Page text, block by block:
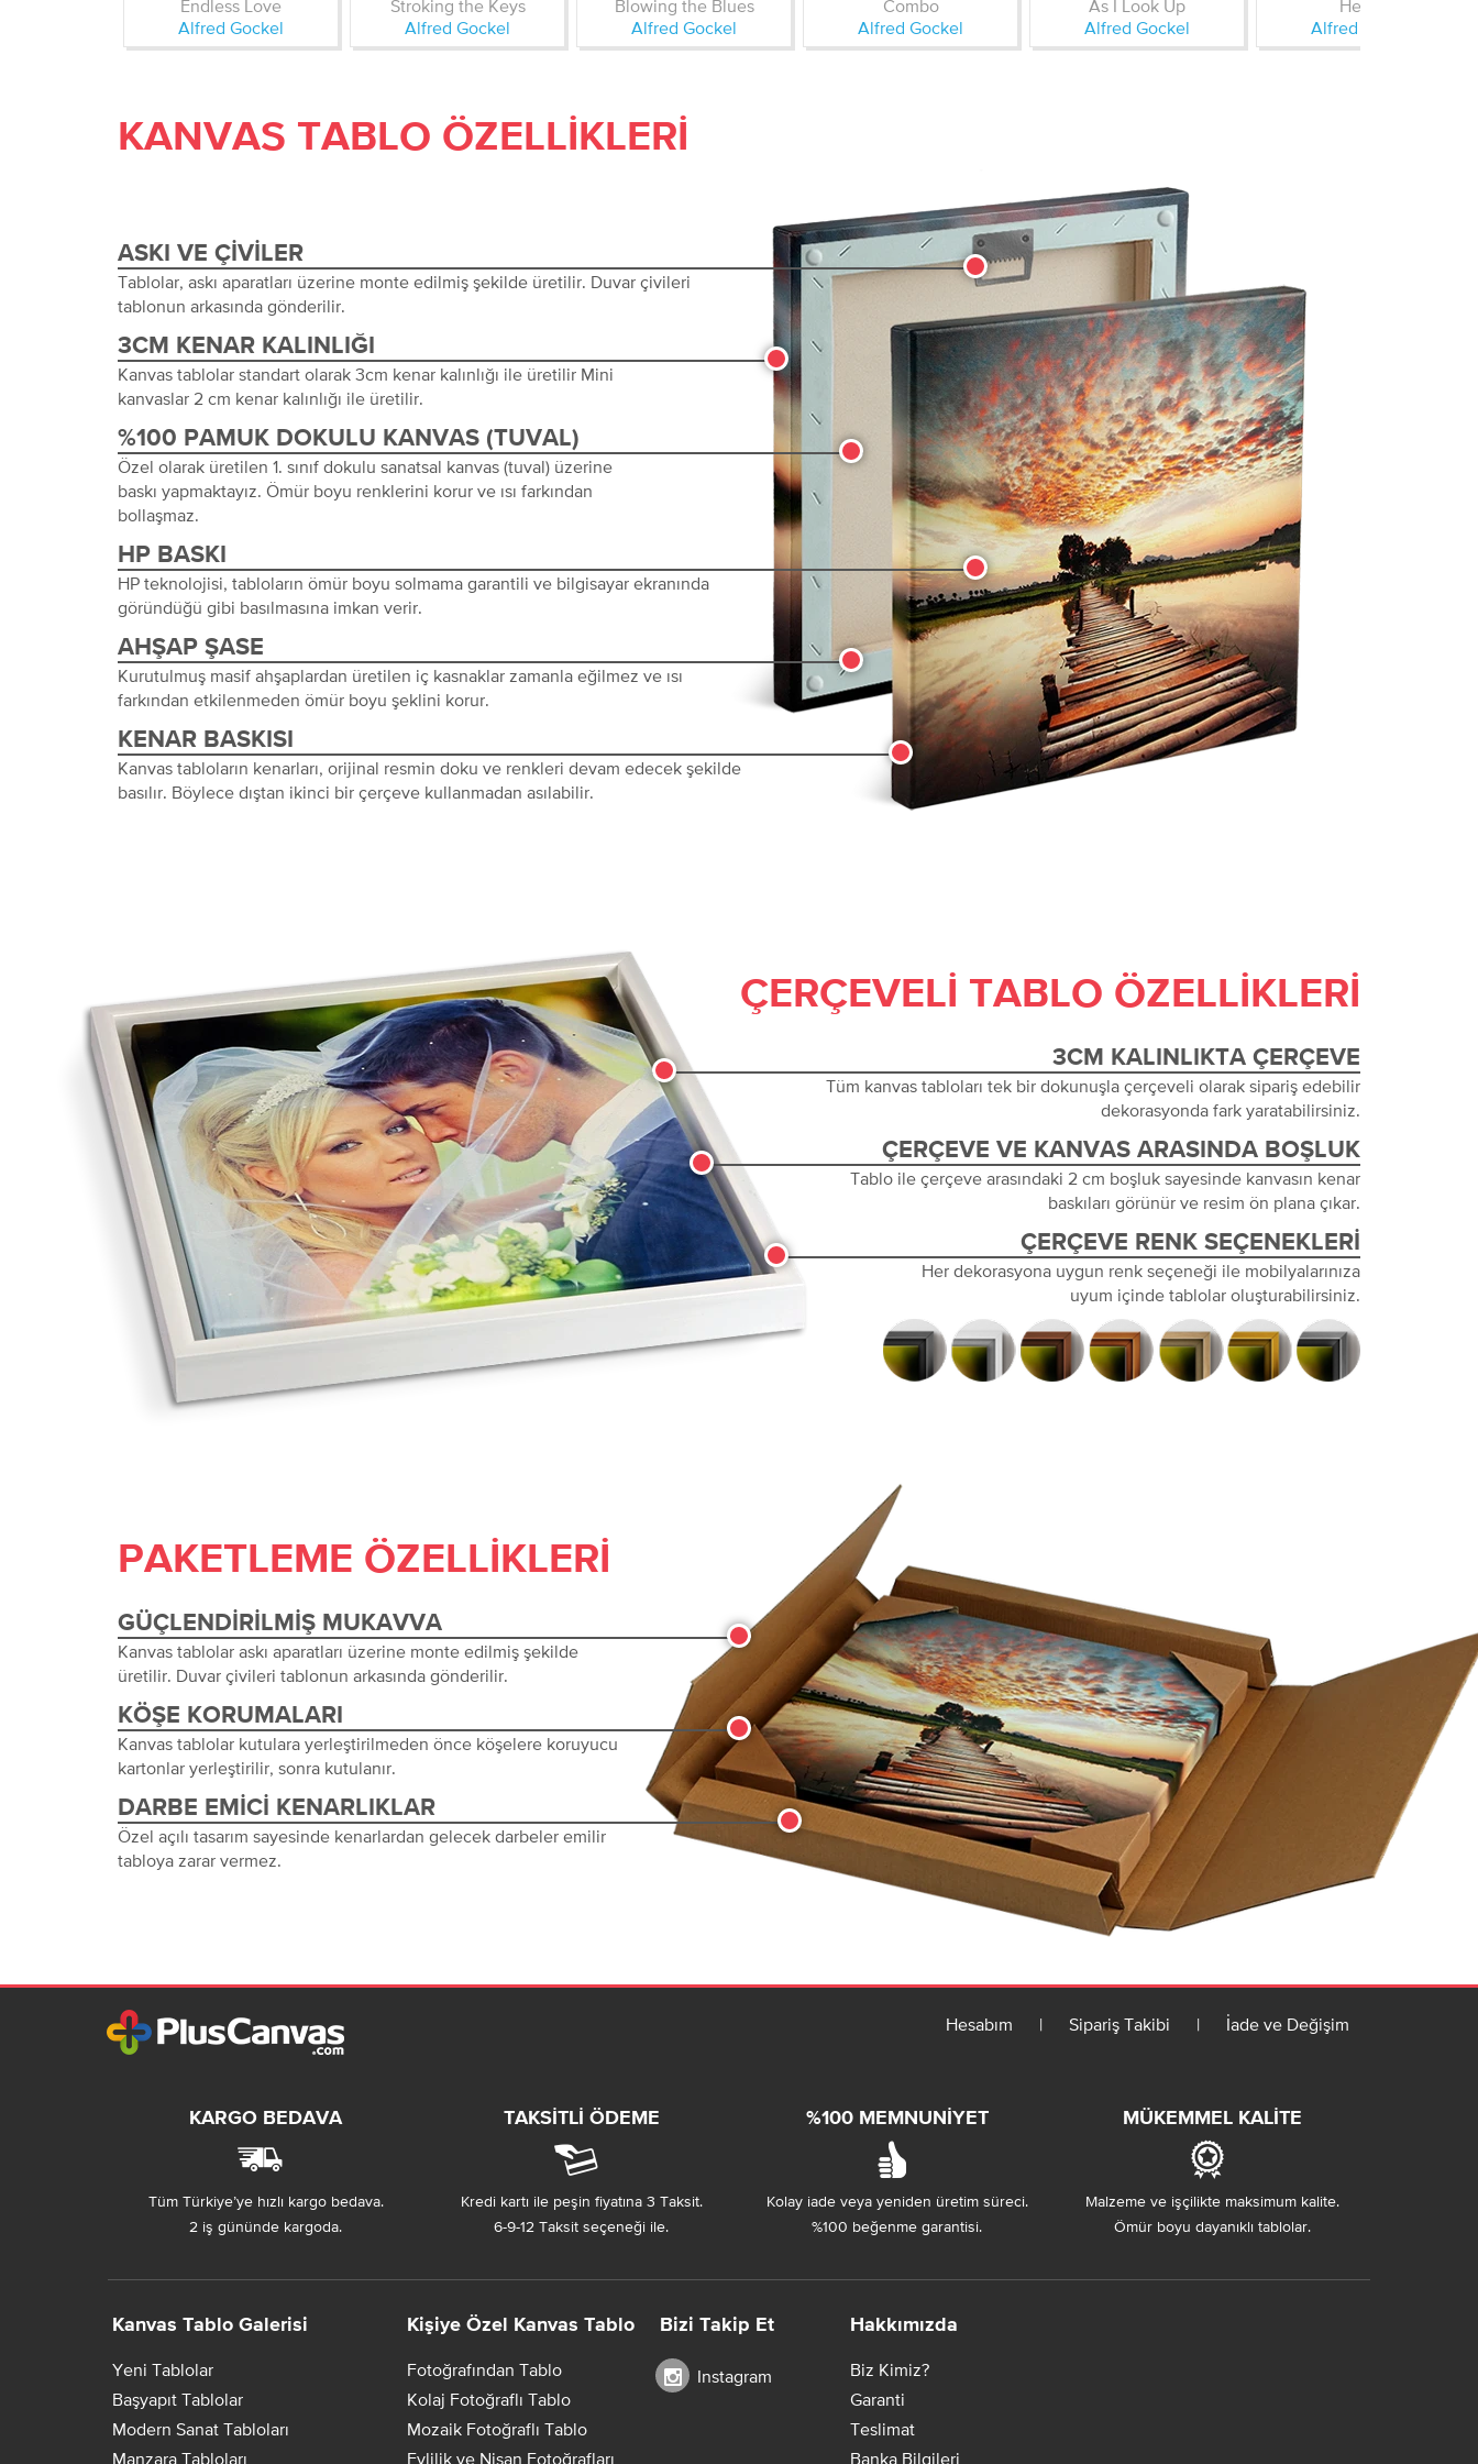
Endless Love
Alfred Gockel
Stroking the Keys
Alfred Gockel
Blowing the Blues
Alfred Gockel
Combo
Alfred Gockel
As I Look Up
Alfred Gockel
Hearts
Alfred Gockel
KANVAS TABLO ÖZELLIKLERI
ASKI VE ÇIVILER
Tablolar, askı aparatları üzerine monte edilmiş şekilde üretilir. Duvar çivileri
tablonun arkasında gönderilir.
3CM KENAR KALINLIĞI
Kanvas tablolar standart olarak 3cm kenar kalınlığı ile üretilir Mini
kanvaslar 2 cm kenar kalınlığı ile üretilir.
%100 PAMUK DOKULU KANVAS (TUVAL)
Özel olarak üretilen 1. sınıf dokulu sanatsal kanvas (tuval) üzerine
baskı yapmaktayız. Ömür boyu renklerini korur ve ısı farkından
bollaşmaz.
HP BASKI
HP teknolojisi, tabloların ömür boyu solmama garantili ve bilgisayar ekranında
göründüğü gibi basılmasına imkan verir.
AHŞAP ŞASE
Kurutulmuş masif ahşaplardan üretilen iç kasnaklar zamanla eğilmez ve ısı
farkından etkilenmeden ömür boyu şeklini korur.
KENAR BASKISI
Kanvas tabloların kenarları, orijinal resmin doku ve renkleri devam edecek şekilde
basılır. Böylece dıştan ikinci bir çerçeve kullanmadan asılabilir.
ÇERÇEVELI TABLO ÖZELLIKLERI
3CM KALINLIKTA ÇERÇEVE
Tüm kanvas tabloları tek bir dokunuşla çerçeveli olarak sipariş edebilir
dekorasyonda fark yaratabilirsiniz.
ÇERÇEVE VE KANVAS ARASINDA BOŞLUK
Tablo ile çerçeve arasındaki 2 cm boşluk sayesinde kanvasın kenar
baskıları görünür ve resim ön plana çıkar.
ÇERÇEVE RENK SEÇENEKLERI
Her dekorasyona uygun renk seçeneği ile mobilyalarınıza
uyum içinde tablolar oluşturabilirsiniz.
PAKETLEME ÖZELLIKLERI
GÜÇLENDIRILMIŞ MUKAVVA
Kanvas tablolar askı aparatları üzerine monte edilmiş şekilde
üretilir. Duvar çivileri tablonun arkasında gönderilir.
KÖŞE KORUMALARI
Kanvas tablolar kutulara yerleştirilmeden önce köşelere koruyucu
kartonlar yerleştirilir, sonra kutulanır.
DARBE EMICI KENARLIKLAR
Özel açılı tasarım sayesinde kenarlardan gelecek darbeler emilir
tabloya zarar vermez.
Hesabım | Sipariş Takibi | İade ve Değişim
KARGO BEDAVA
Tüm Türkiye’ye hızlı kargo bedava.
2 iş gününde kargoda.
TAKSITLI ÖDEME
Kredi kartı ile peşin fiyatına 3 Taksit.
6-9-12 Taksit seçeneği ile.
%100 MEMNUNIYET
Kolay iade veya yeniden üretim süreci.
%100 beğenme garantisi.
MÜKEMMEL KALITE
Malzeme ve işçilikte maksimum kalite.
Ömür boyu dayanıklı tablolar.
Kanvas Tablo Galerisi
Yeni Tablolar
Başyapıt Tablolar
Modern Sanat Tabloları
Manzara Tabloları
Kişiye Özel Kanvas Tablo
Fotoğrafından Tablo
Kolaj Fotoğraflı Tablo
Mozaik Fotoğraflı Tablo
Evlilik ve Nişan Fotoğrafları
Bizi Takip Et
Instagram
Hakkımızda
Biz Kimiz?
Garanti
Teslimat
Banka Bilgileri